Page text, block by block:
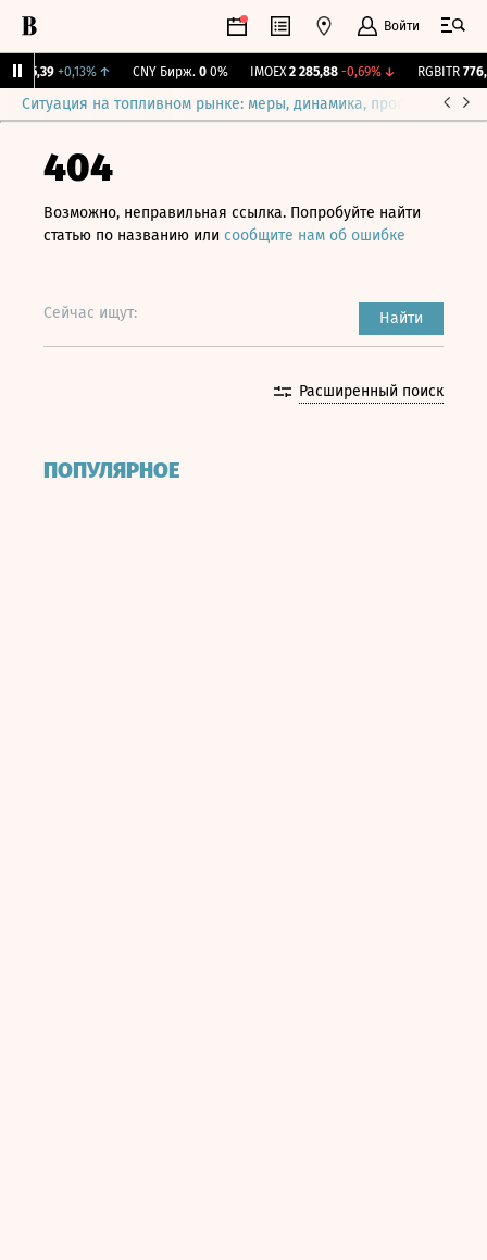
Войти
115,39 +0,13%↑ CNY Бирж. 0 0% IMOEX 2 285,88 -0,69%↓ RGBITR
Ситуация на топливном рынке: меры, динамика, прогнозы
404
Возможно, неправильная ссылка. Попробуйте найти
статью по названию или сообщите нам об ошибке
Сейчас ищут: Найти
Расширенный поиск
ПОПУЛЯРНОЕ